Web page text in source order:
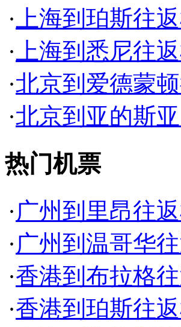
· 上海到珀斯往
· 上海到悉尼往
·北京到爱德蒙
·北京到亚的斯
热门机票
·广州到里昂往
·广州到温哥华
·香港到布拉格
·香港到珀斯往